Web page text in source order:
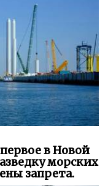
в Новой
морских
запрета.